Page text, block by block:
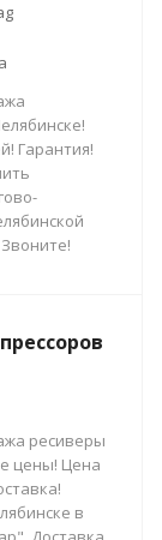
Гарантия!
ресиверы
цены! Цена
в